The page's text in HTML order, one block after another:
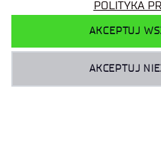
POLITYKA
AKCEPTUJ
AKCEPTUJ
Deklaracja
Dane osobowe
Polityka prywatności